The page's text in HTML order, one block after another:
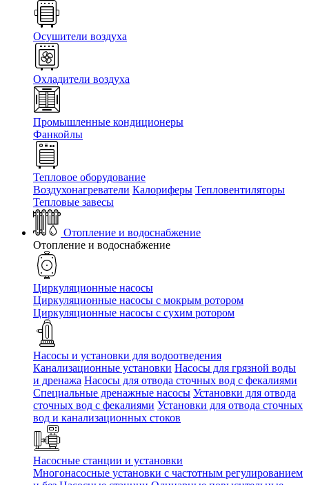
Осушители воздуха
Охладители воздуха
Промышленные кондиционеры
Фанкойлы
Тепловое оборудование
Воздухонагреватели Калориферы Тепловентиляторы
Тепловые завесы
Отопление и водоснабжение
Отопление и водоснабжение
Циркуляционные насосы
Циркуляционные насосы с мокрым ротором
Циркуляционные насосы с сухим ротором
Насосы и установки для водоотведения
Канализационные установки Насосы для грязной воды
и дренажа Насосы для отвода сточных вод c фекалиями
Специальные дренажные насосы Установки для отвода
сточных вод c фекалиями Установки для отвода сточных
вод и канализационных стоков
Насосные станции и установки
Многонасосные установки с частотным регулированием